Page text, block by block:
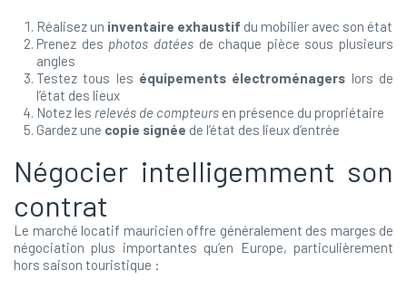
Réalisez un inventaire exhaustif du mobilier avec son état
Prenez des photos datéesde chaque pièce sous plusieurs
angles
Testez tous les équipements électroménagers lors de
l’état des lieux
Notez les relevés de compteurs en présence du propriétaire
Gardez une copie signée de l’état des lieux d’entrée
Négocier intelligemment son
contrat
Le marché locatif mauricien offre généralement des marges de
négociation plus importantes qu’en Europe, particulièrement
hors saison touristique :